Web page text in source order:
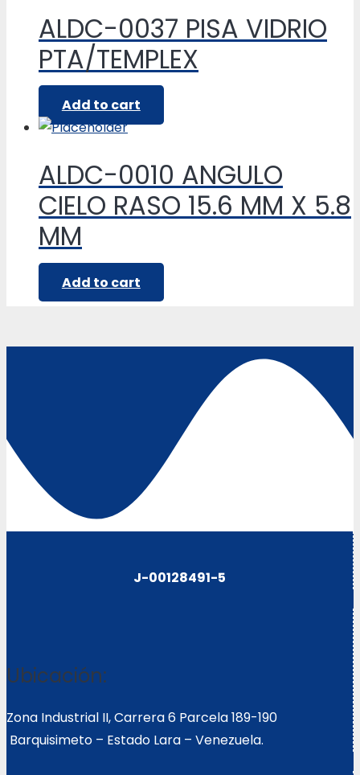
ALDC-0037 PISA VIDRIO
PTA/TEMPLEX
Add to cart
ALDC-0010 ANGULO
CIELO RASO 15.6 MM X 5.8
MM
Add to cart
J-00128491-5
Ubicación:
Zona Industrial II, Carrera 6 Parcela 189-190
Barquisimeto – Estado Lara – Venezuela.